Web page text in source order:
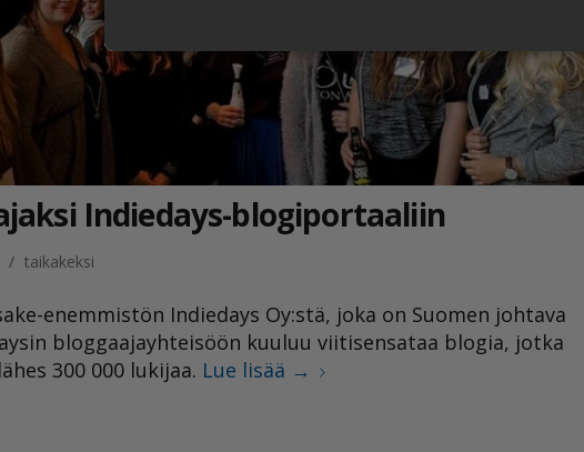
Indiedays-blo­gi­por­taa­liin
/ taikakeksi
enemmistön Indiedays Oy:stä, joka on Suomen johtava
bloggaajayhteisöön kuuluu viitisensataa blogia, jotka
300 000 lukijaa. Lue lisää →